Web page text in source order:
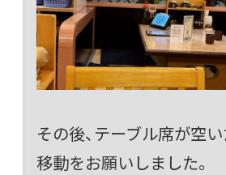
その後、テーブル席が空い
移動をお願いしました。